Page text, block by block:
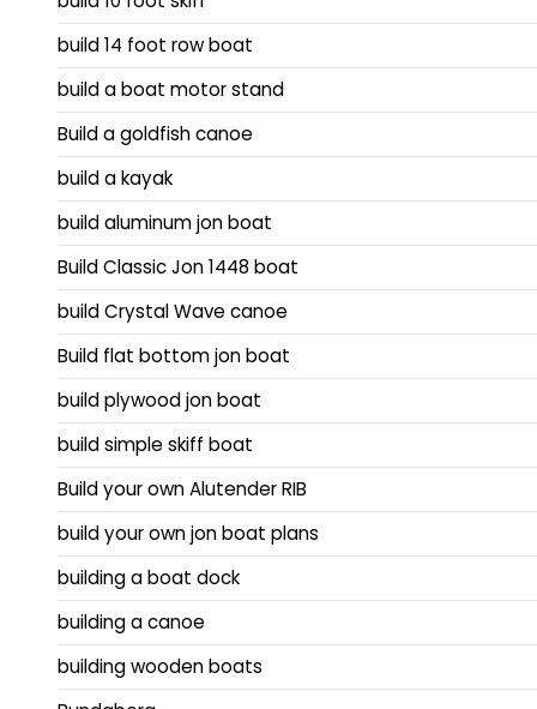
build 14 foot row boat
build a boat motor stand
Build a goldfish canoe
build a kayak
build aluminum jon boat
Build Classic Jon 1448 boat
build Crystal Wave canoe
Build flat bottom jon boat
build plywood jon boat
build simple skiff boat
Build your own Alutender RIB
build your own jon boat plans
building a boat dock
building a canoe
building wooden boats